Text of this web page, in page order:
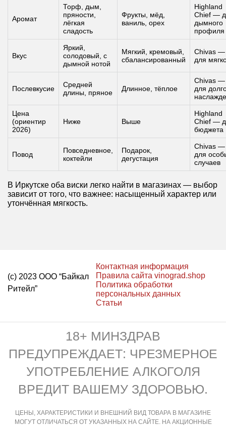
Аромат
Торф, дым,
пряности,
лёгкая
сладость
Фрукты, мёд,
ваниль, орех
Highland
Chief —
дымного
профиля
Вкус
Яркий,
солодовый, с
дымной нотой
Мягкий, кремовый,
сбалансированный
Chivas —
для
Послевкусие
Средней
длины, пряное
Длинное, тёплое
Chivas —
для
Цена
(ориентир
2026)
Ниже Выше
Highland
Chief —
бюджета
Повод
Повседневное,
коктейли
Подарок,
дегустация
Chivas —
для
случаев
В Иркутске оба виски легко найти в магазинах — выбор
зависит от того, что важнее: насыщенный характер или
утончённая мягкость.
(с) 2023 ООО “Байкал
Ритейл”
Контактная информация
Правила сайта vinograd.shop
Политика обработки
персональных данных
Статьи
18+ МИНЗДРАВ
ПРЕДУПРЕЖДАЕТ: ЧРЕЗМЕРНОЕ
УПОТРЕБЛЕНИЕ АЛКОГОЛЯ
ВРЕДИТ ВАШЕМУ ЗДОРОВЬЮ.
ЦЕНЫ, ХАРАКТЕРИСТИКИ И ВНЕШНИЙ ВИД ТОВАРА В МАГАЗИНЕ
МОГУТ ОТЛИЧАТЬСЯ ОТ УКАЗАННЫХ НА САЙТЕ. НА АКЦИОННЫЕ